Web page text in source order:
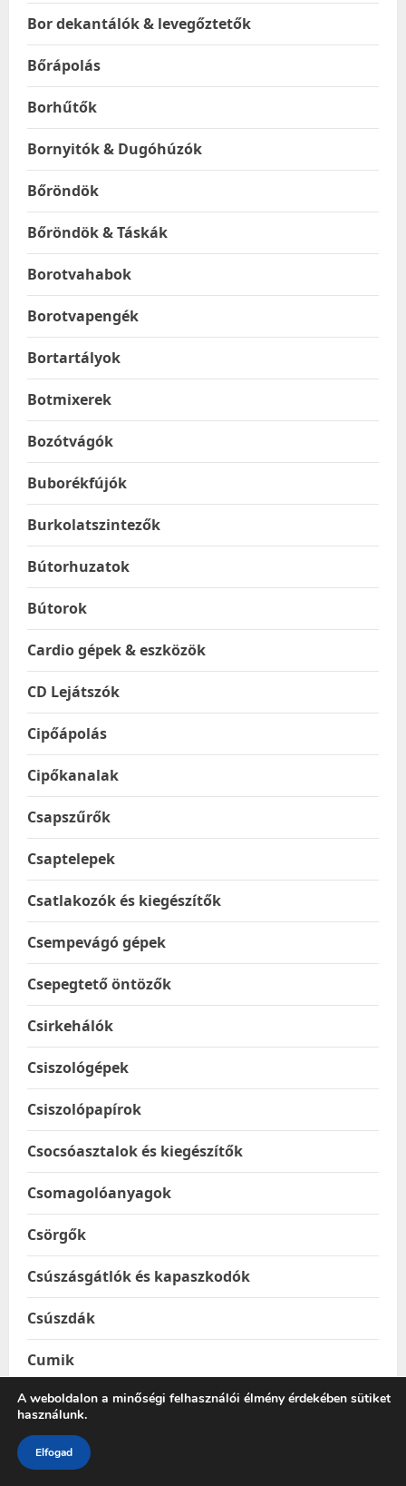
Bor dekantálók & levegőztetők
Bőrápolás
Borhűtők
Bornyitók & Dugóhúzók
Bőröndök
Bőröndök & Táskák
Borotvahabok
Borotvapengék
Bortartályok
Botmixerek
Bozótvágók
Buborékfújók
Burkolatszintezők
Bútorhuzatok
Bútorok
Cardio gépek & eszközök
CD Lejátszók
Cipőápolás
Cipőkanalak
Csapszűrők
Csaptelepek
Csatlakozók és kiegészítők
Csempevágó gépek
Csepegtető öntözők
Csirkehálók
Csiszológépek
Csiszolópapírok
Csocsóasztalok és kiegészítők
Csomagolóanyagok
Csörgők
Csúszásgátlók és kapaszkodók
Csúszdák
Cumik
Cumimosó, üvegmosó kefék
Cumisüvegek
A weboldalon a minőségi felhasználói élmény érdekében sütiket
használunk.
Elfogad